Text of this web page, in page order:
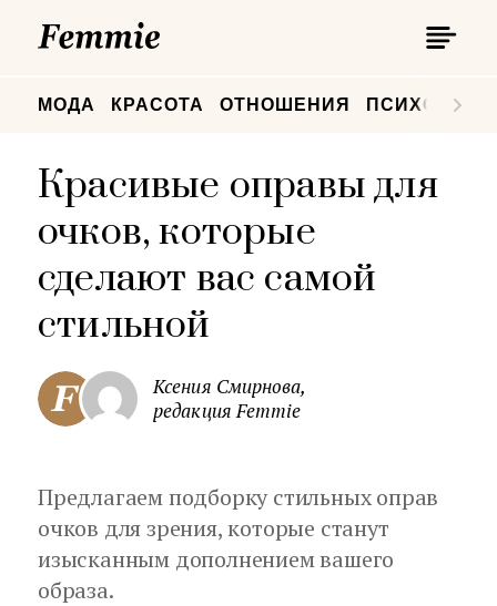
МОДА КРАСОТА ОТНОШЕНИЯ
Красивые оправы для
очков, которые
сделают вас самой
стильной
Ксения Смирнова,
редакция Femmie
Предлагаем подборку стильных оправ
очков для зрения, которые станут
изысканным дополнением вашего
образа.